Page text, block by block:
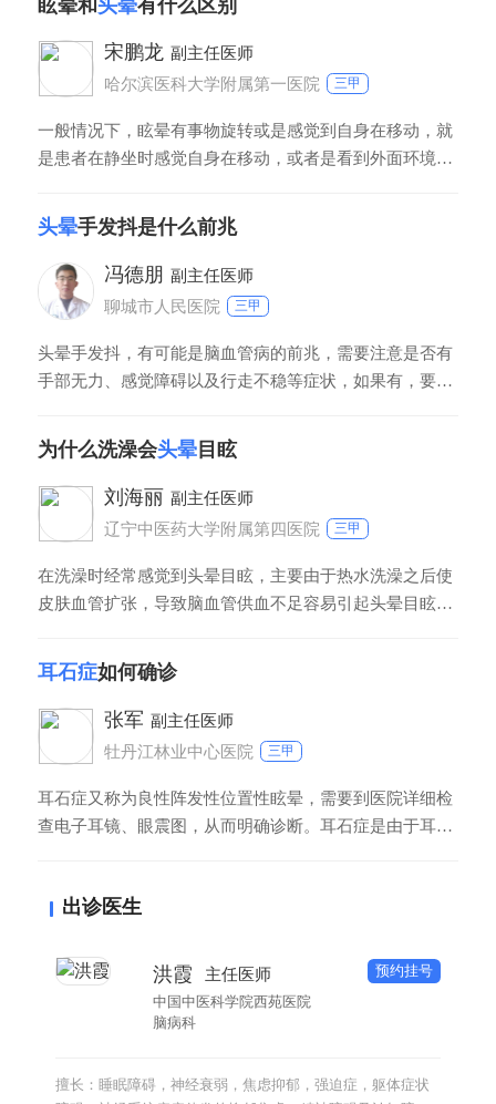
位治疗为主，复位的方法有很多种，需要结合患者的自身
情况来进行选择。
眩晕和头晕有什么区别
宋鹏龙 副主任医师
哈尔滨医科大学附属第一医院
三甲
一般情况下，眩晕有事物旋转或是感觉到自身在移动，就
是患者在静坐时感觉自身在移动，或者是看到外面环境围
不动时，感到自身就像坐船一样在晃动，这些都类似于旋
转?。头晕一般是头昏脑涨感觉，没有自身移动感觉。所
以在临床上区分眩晕和头晕，主要方式就是患者自身感
觉。
头晕手发抖是什么前兆
冯德朋 副主任医师
聊城市人民医院
三甲
头晕手发抖，有可能是脑血管病的前兆，需要注意是否有
手部无力、感觉障碍以及行走不稳等症状，如果有，要及
有脑干梗塞或者是出血的情况。另外，间接性的头晕、手
发抖，还有可能是帕金森病或者是帕金森综合症的前兆，
此类患者有可能会慢慢出现步态异常、小便失禁等症状。
为什么洗澡会头晕目眩
刘海丽 副主任医师
辽宁中医药大学附属第四医院
三甲
在洗澡时经常感觉到头晕目眩，主要由于热水洗澡之后使
皮肤血管扩张，导致脑血管供血不足容易引起头晕目眩的
起低血糖导致头晕目眩，在洗澡之前适当进食食物能够起
到预防作用。如果浴室封闭性比较好会导致室内缺氧，洗
澡时间过长会引起大脑缺氧也容易引起头晕目眩症状，在
半个小时之内都能够得到缓解。
耳石症如何确诊
张军 副主任医师
牡丹江林业中心医院
三甲
耳石症又称为良性阵发性位置性眩晕，需要到医院详细检
查电子耳镜、眼震图，从而明确诊断。耳石症是由于耳石
上则需要进行耳石激发以及复位治疗，同时在复位后还需
避免反复发作。
出诊医生
洪霞 主任医师
中国中医科学院西苑医院
脑病科
预约挂号
擅长：睡眠障碍，神经衰弱，焦虑抑郁，强迫症，躯体症状